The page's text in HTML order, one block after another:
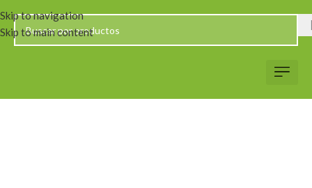
Skip to navigation
Skip to main content